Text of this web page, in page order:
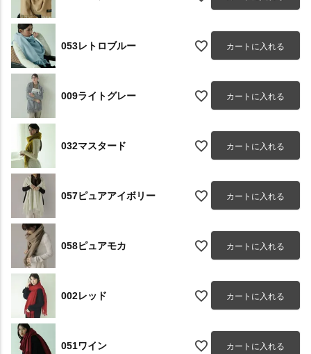
053レトロブルー カートに入れる
009ライトグレー カートに入れる
032マスタード カートに入れる
057ピュアアイボリー カートに入れる
058ピュアモカ カートに入れる
002レッド カートに入れる
051ワイン カートに入れる